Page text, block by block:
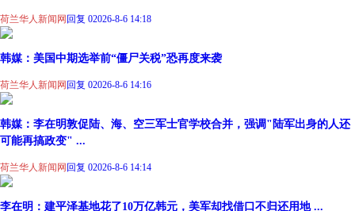
荷兰华人新闻网 回复 02026-8-6 14:18
韩媒：美国中期选举前“僵尸关税”恐再度来袭
荷兰华人新闻网 回复 02026-8-6 14:16
韩媒：李在明敦促陆、海、空三军士官学校合并，强调"陆军出身的人还
可能再搞政变" ...
荷兰华人新闻网 回复 02026-8-6 14:14
李在明：建平泽基地花了10万亿韩元，美军却找借口不归还用地 ...